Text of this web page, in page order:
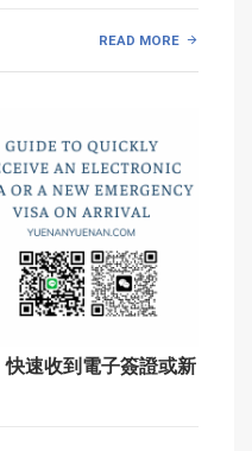
READ MORE
快速收到電子簽證或新